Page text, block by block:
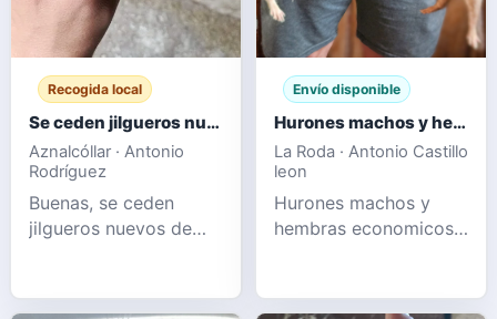
Era Pitbul
Recogida local
Se ceden jilgueros nuevos de este año
Aznalcóllar · Antonio
Rodríguez
Buenas, se ceden
jilgueros nuevos de
mudar, pajaros
Envío disponible
Hurones machos y hembras
La Roda · Antonio Castillo
leon
Hurones machos y
hembras economicos